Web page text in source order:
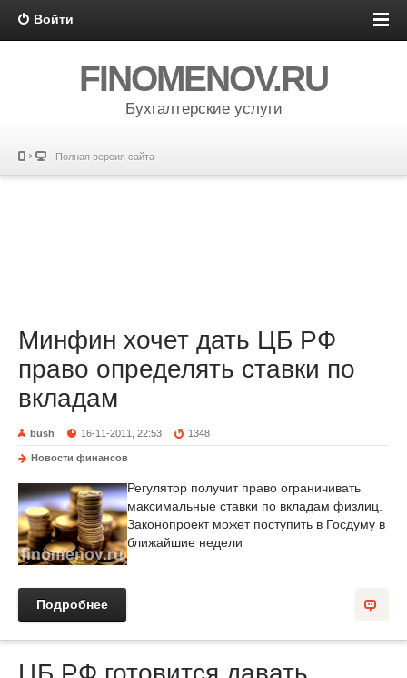
Войти
FINOMENOV.RU
Бухгалтерские услуги
Полная версия сайта
Минфин хочет дать ЦБ РФ
право определять ставки по
вкладам
bush 16-11-2011, 22:53 1348
Новости финансов
Регулятор получит право ограничивать
максимальные ставки по вкладам физлиц.
Законопроект может поступить в Госдуму в
ближайшие недели
Подробнее